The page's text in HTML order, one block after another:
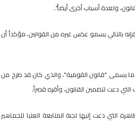
ولعدة أسباب أخرى أيضاً".
بالتالي يسمو عكس غيره من القوانين، مؤكداً أن
الماضي أقر الكنيست الإسرائيلي ما يسمى "قانون القومية"، والذي كان قد طرح من
التي دعت إليها لجنة المتابعة العليا للجماهير